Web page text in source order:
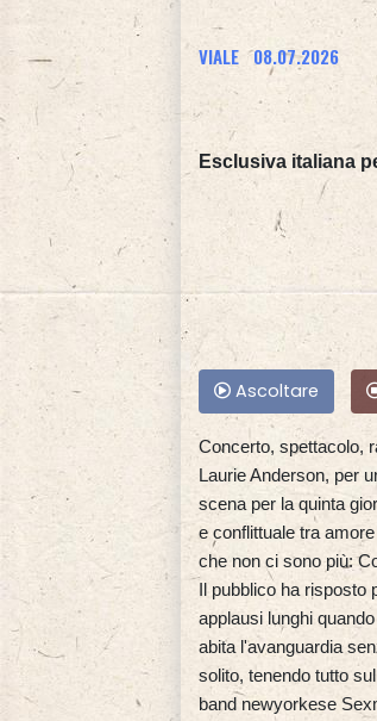
VIALE 08.07.2026
Esclusiva italiana
Ascoltare
Concerto, spettacolo,
Laurie Anderson, per
scena per la quinta
e conflittuale tra
che non ci sono più:
Il pubblico ha risposto
applausi lunghi
abita l'avanguardia
solito, tenendo tutto
band newyorkese